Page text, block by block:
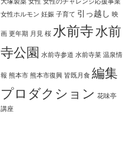
女性ホルモン 妊娠 子育て 引っ越し 映
画 更年期 月見 桜 水前寺水前
寺公園 水前寺参道 水前寺菜 温泉情
報 熊本市 熊本市復興 皆既月食 編集
プロダクション 花味亭
講座